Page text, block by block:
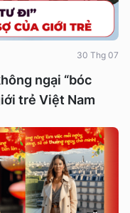
ngại “bóc
trẻ Việt Nam
30 Thg 07